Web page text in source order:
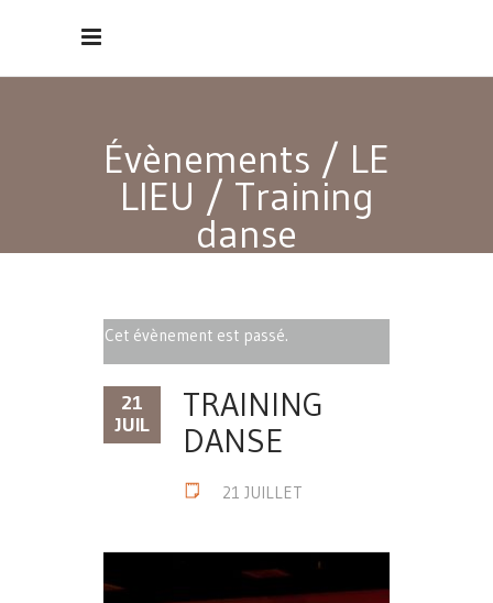
Évènements / LE
LIEU / Training
danse
Cet évènement est passé.
21
JUIL
TRAINING
DANSE
21 JUILLET